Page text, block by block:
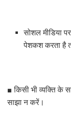
सोशल मीडिया
पेशकश करता है
■ किसी भी व्यक्ति के
साझा न करें।